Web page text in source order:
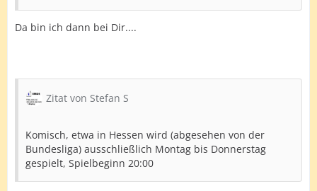
Da bin ich dann bei Dir....
Zitat von Stefan S
Komisch, etwa in Hessen wird (abgesehen von der
Bundesliga) ausschließlich Montag bis Donnerstag
gespielt, Spielbeginn 20:00